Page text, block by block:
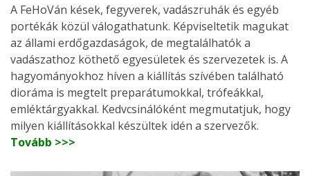
A FeHoVán kések, fegyverek, vadászruhák és egyéb
portékák közül válogathatunk. Képviseltetik magukat
az állami erdőgazdaságok, de megtalálhatók a
vadászathoz köthető egyesületek és szervezetek is. A
hagyományokhoz híven a kiállítás szívében található
dioráma is megtelt preparátumokkal, trófeákkal,
emléktárgyakkal. Kedvcsinálóként megmutatjuk, hogy
milyen kiállításokkal készültek idén a szervezők.
Tovább >>>